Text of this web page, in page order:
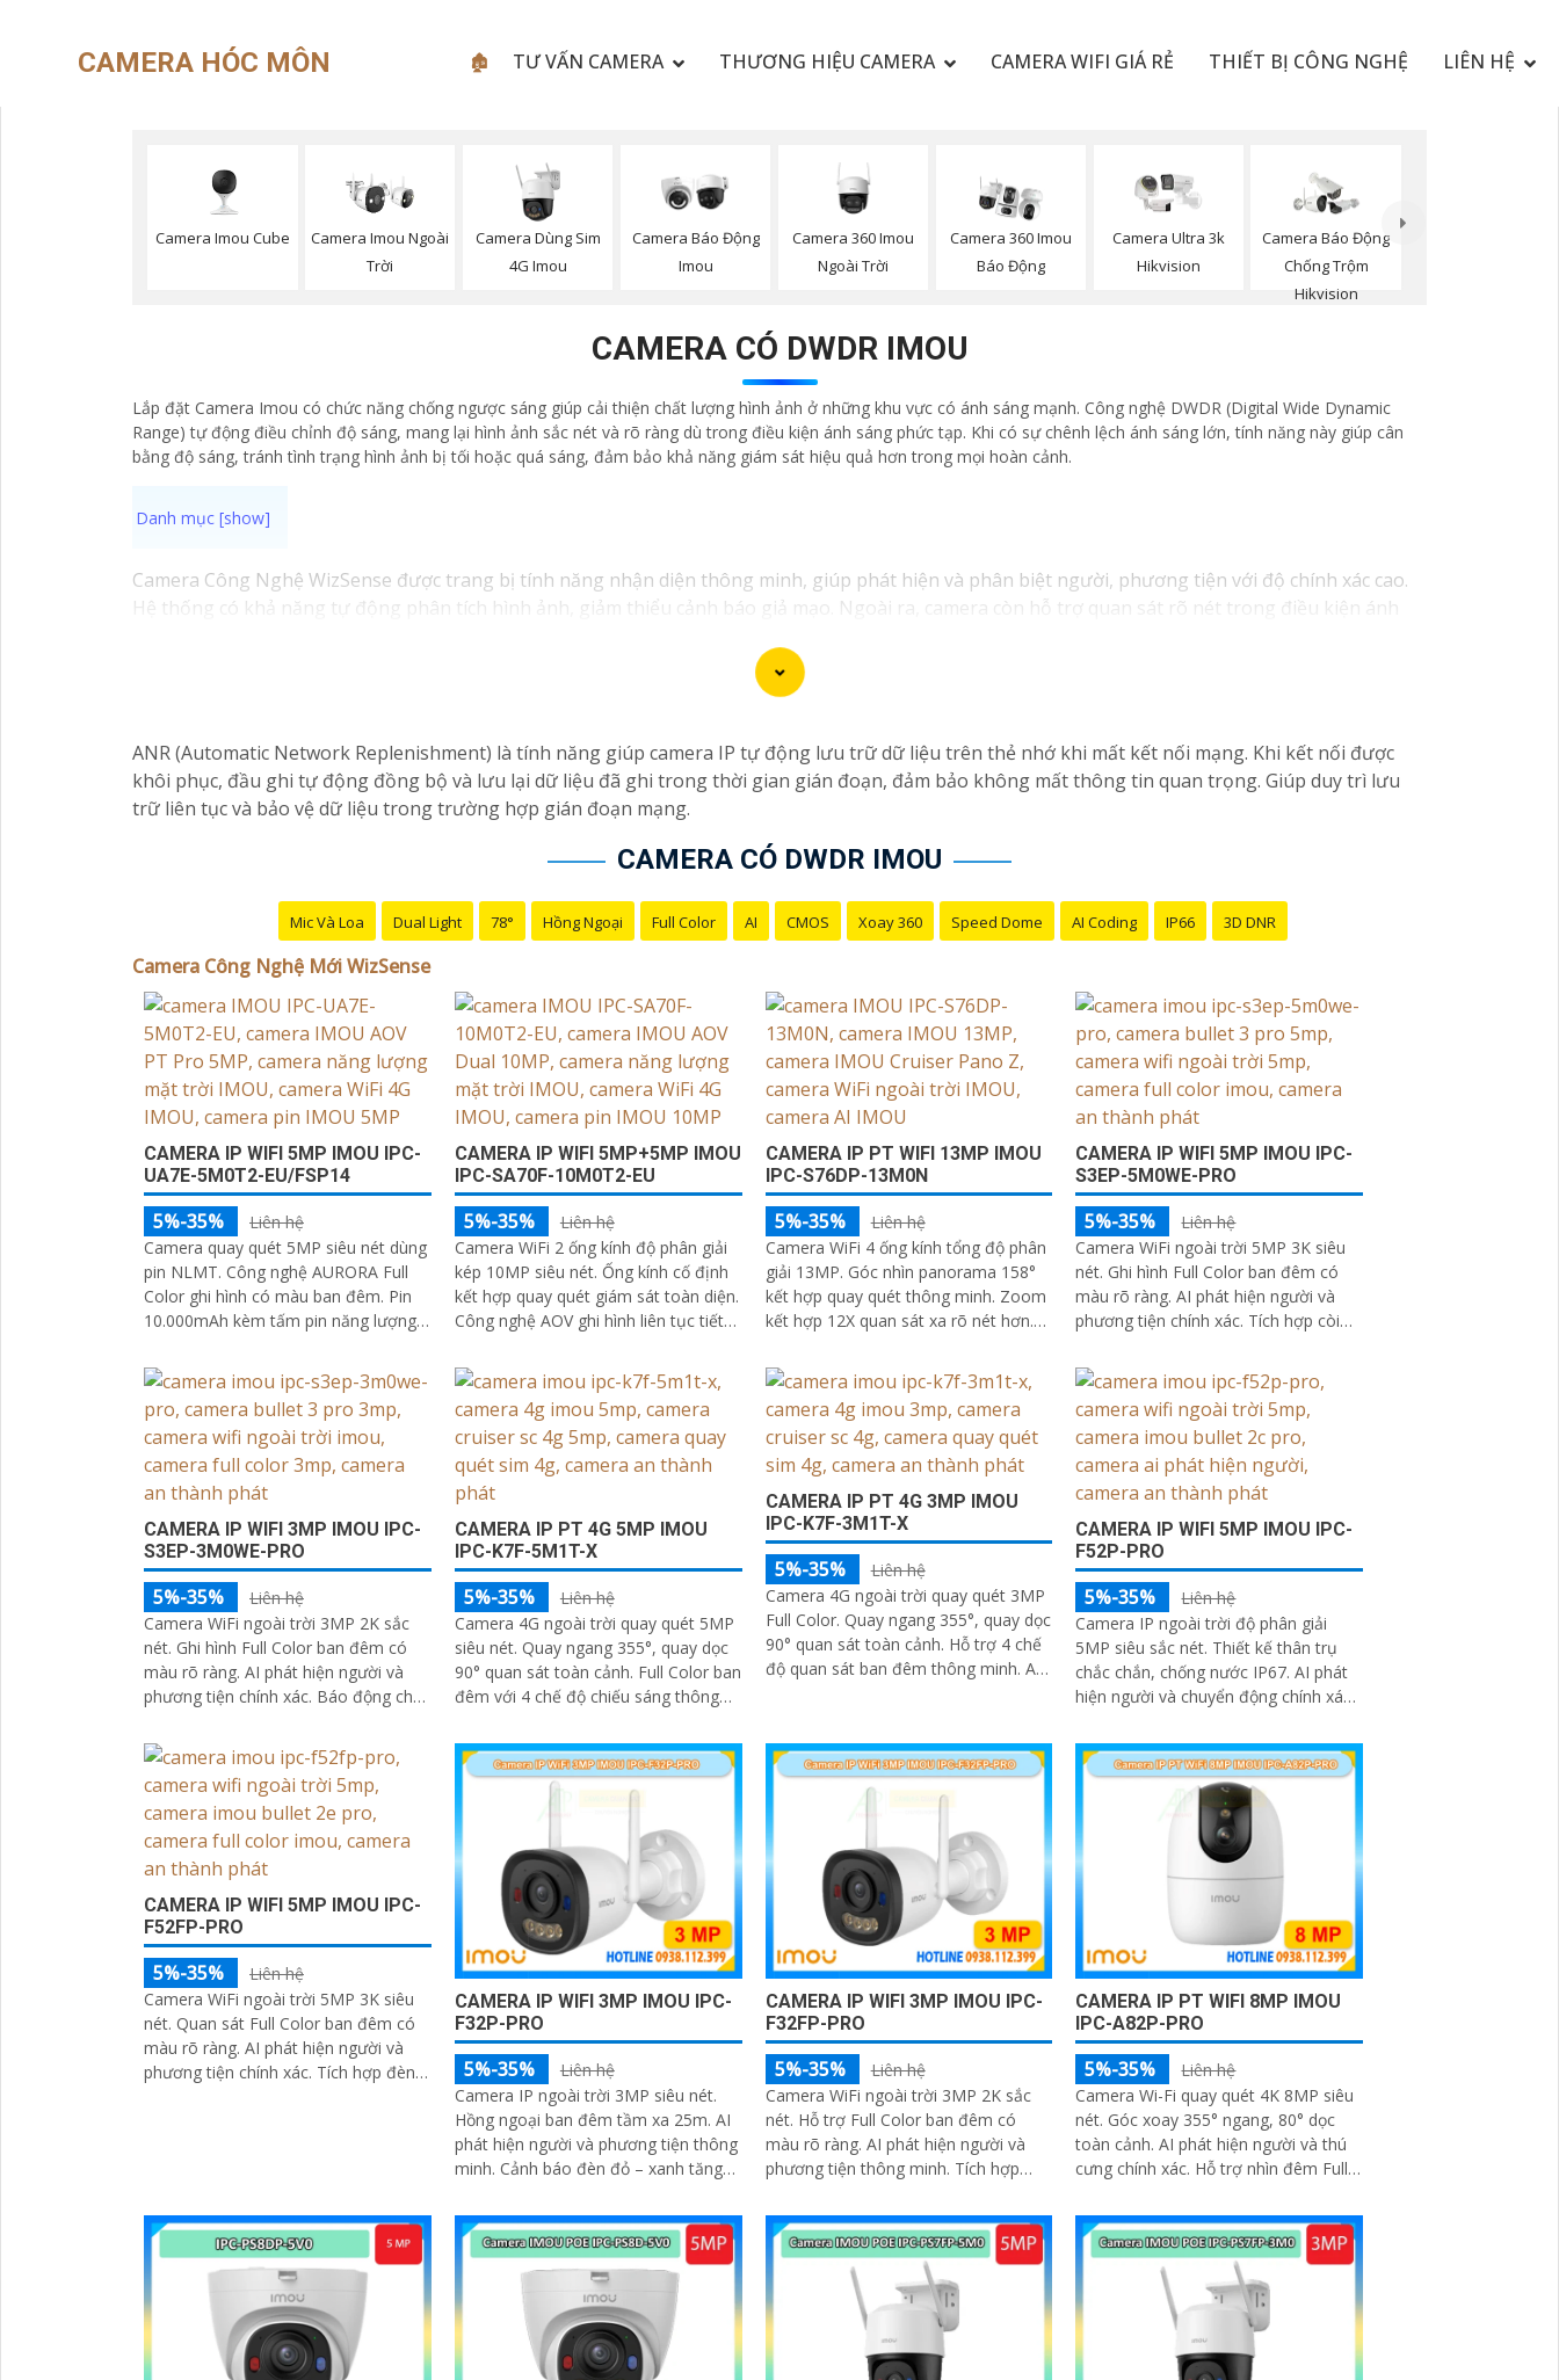
CAMERA HÓC MÔN 🏚 TƯ VẤN CAMERA THƯƠNG HIỆU CAMERA CAMERA WIFI GIÁ RẺ THIẾT BỊ CÔNG NGHỆ LIÊN HỆ
Camera Imou Cube
Camera Imou Ngoài
Trời
Camera Dùng Sim
4G Imou
Camera Báo Động
Imou
Camera 360 Imou
Ngoài Trời
Camera 360 Imou
Báo Động
Camera Ultra 3k
Hikvision
Camera Báo Động
Chống Trộm
Hikvision
CAMERA CÓ DWDR IMOU
Lắp đặt Camera Imou có chức năng chống ngược sáng giúp cải thiện chất lượng hình ảnh ở những khu vực có ánh sáng mạnh. Công nghệ DWDR (Digital Wide Dynamic
Range) tự động điều chỉnh độ sáng, mang lại hình ảnh sắc nét và rõ ràng dù trong điều kiện ánh sáng phức tạp. Khi có sự chênh lệch ánh sáng lớn, tính năng này giúp cân
bằng độ sáng, tránh tình trạng hình ảnh bị tối hoặc quá sáng, đảm bảo khả năng giám sát hiệu quả hơn trong mọi hoàn cảnh.
Camera Công Nghệ WizSense được trang bị tính năng nhận diện thông minh, giúp phát hiện và phân biệt người, phương tiện với độ chính xác cao.
Hệ thống có khả năng tự động phân tích hình ảnh, giảm thiểu cảnh báo giả mạo. Ngoài ra, camera còn hỗ trợ quan sát rõ nét trong điều kiện ánh
ANR (Automatic Network Replenishment) là tính năng giúp camera IP tự động lưu trữ dữ liệu trên thẻ nhớ khi mất kết nối mạng. Khi kết nối được
khôi phục, đầu ghi tự động đồng bộ và lưu lại dữ liệu đã ghi trong thời gian gián đoạn, đảm bảo không mất thông tin quan trọng. Giúp duy trì lưu
trữ liên tục và bảo vệ dữ liệu trong trường hợp gián đoạn mạng.
CAMERA CÓ DWDR IMOU
Mic Và Loa Dual Light 78° Hồng Ngoại Full Color AI CMOS Xoay 360 Speed Dome AI Coding IP66 3D DNR
Camera Công Nghệ Mới WizSense
CAMERA IP WIFI 5MP IMOU IPC-
UA7E-5M0T2-EU/FSP14
5%-35%
Liên hệ
Camera quay quét 5MP siêu nét dùng
pin NLMT. Công nghệ AURORA Full
Color ghi hình có màu ban đêm. Pin
10.000mAh kèm tấm pin năng lượng
dọc 90° quan sát toàn cảnh
CAMERA IP WIFI 5MP+5MP IMOU
IPC-SA70F-10M0T2-EU
5%-35%
Liên hệ
Camera WiFi 2 ống kính độ phân giải
kép 10MP siêu nét. Ống kính cố định
kết hợp quay quét giám sát toàn diện.
Công nghệ AOV ghi hình liên tục tiết
CAMERA IP PT WIFI 13MP IMOU
IPC-S76DP-13M0N
5%-35%
Liên hệ
Camera WiFi 4 ống kính tổng độ phân
giải 13MP. Góc nhìn panorama 158°
kết hợp quay quét thông minh. Zoom
kết hợp 12X quan sát xa rõ nét hơn.
sáng thông minh
CAMERA IP WIFI 5MP IMOU IPC-
S3EP-5M0WE-PRO
5%-35%
Liên hệ
Camera WiFi ngoài trời 5MP 3K siêu
nét. Ghi hình Full Color ban đêm có
màu rõ ràng. AI phát hiện người và
phương tiện chính xác. Tích hợp còi
CAMERA IP WIFI 3MP IMOU IPC-
S3EP-3M0WE-PRO
5%-35%
Liên hệ
Camera WiFi ngoài trời 3MP 2K sắc
nét. Ghi hình Full Color ban đêm có
màu rõ ràng. AI phát hiện người và
phương tiện chính xác. Báo động chủ
CAMERA IP PT 4G 5MP IMOU
IPC-K7F-5M1T-X
5%-35%
Liên hệ
Camera 4G ngoài trời quay quét 5MP
siêu nét. Quay ngang 355°, quay dọc
90° quan sát toàn cảnh. Full Color ban
đêm với 4 chế độ chiếu sáng thông
và Smart Tracking
CAMERA IP PT 4G 3MP IMOU
IPC-K7F-3M1T-X
5%-35%
Liên hệ
Camera 4G ngoài trời quay quét 3MP
Full Color. Quay ngang 355°, quay dọc
90° quan sát toàn cảnh. Hỗ trợ 4 chế
độ quan sát ban đêm thông minh. AI
CAMERA IP WIFI 5MP IMOU IPC-
F52P-PRO
5%-35%
Liên hệ
Camera IP ngoài trời độ phân giải
5MP siêu sắc nét. Thiết kế thân trụ
chắc chắn, chống nước IP67. AI phát
hiện người và chuyển động chính xác.
25m
CAMERA IP WIFI 5MP IMOU IPC-
F52FP-PRO
5%-35%
Liên hệ
Camera WiFi ngoài trời 5MP 3K siêu
nét. Quan sát Full Color ban đêm có
màu rõ ràng. AI phát hiện người và
phương tiện chính xác. Tích hợp đèn
CAMERA IP WIFI 3MP IMOU IPC-
F32P-PRO
5%-35%
Liên hệ
Camera IP ngoài trời 3MP siêu nét.
Hồng ngoại ban đêm tầm xa 25m. AI
phát hiện người và phương tiện thông
minh. Cảnh báo đèn đỏ – xanh tăng
ràng
CAMERA IP WIFI 3MP IMOU IPC-
F32FP-PRO
5%-35%
Liên hệ
Camera WiFi ngoài trời 3MP 2K sắc
nét. Hỗ trợ Full Color ban đêm có
màu rõ ràng. AI phát hiện người và
phương tiện thông minh. Tích hợp
nhập
CAMERA IP PT WIFI 8MP IMOU
IPC-A82P-PRO
5%-35%
Liên hệ
Camera Wi-Fi quay quét 4K 8MP siêu
nét. Góc xoay 355° ngang, 80° dọc
toàn cảnh. AI phát hiện người và thú
cưng chính xác. Hỗ trợ nhìn đêm Full-
tiện lợi từ xa